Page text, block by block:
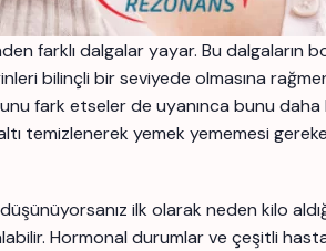
farklı dalgalar yayar. Bu dalgaların
bilinçli bir seviyede olmasına
fark etseler de uyanınca bunu
temizlenerek yemek yememesi
ilk olarak neden kilo
Hormonal durumlar ve çeşitli